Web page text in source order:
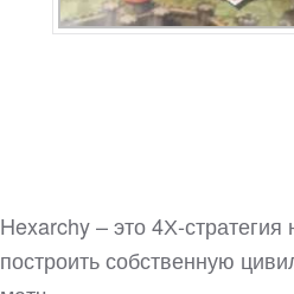
Hexarchy – это 4Х-
построить собственную